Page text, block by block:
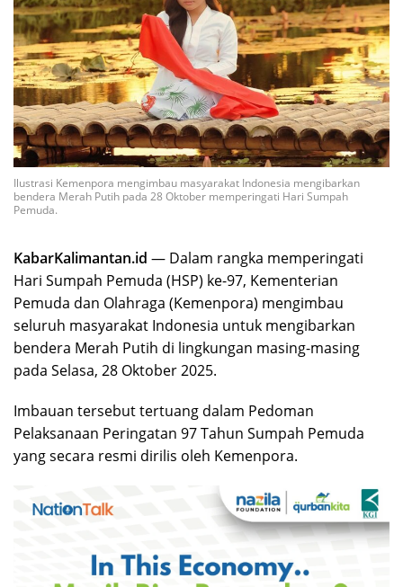
Ilustrasi Kemenpora mengimbau masyarakat Indonesia mengibarkan
bendera Merah Putih pada 28 Oktober memperingati Hari Sumpah
Pemuda.
KabarKalimantan.id — Dalam rangka memperingati
Hari Sumpah Pemuda (HSP) ke-97, Kementerian
Pemuda dan Olahraga (Kemenpora) mengimbau
seluruh masyarakat Indonesia untuk mengibarkan
bendera Merah Putih di lingkungan masing-masing
pada Selasa, 28 Oktober 2025.
Imbauan tersebut tertuang dalam Pedoman
Pelaksanaan Peringatan 97 Tahun Sumpah Pemuda
yang secara resmi dirilis oleh Kemenpora.